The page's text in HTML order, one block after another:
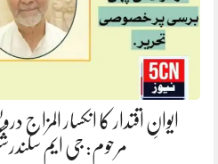
ایوانِ اقتدار کا انکسار
مرحوم: جی ایم